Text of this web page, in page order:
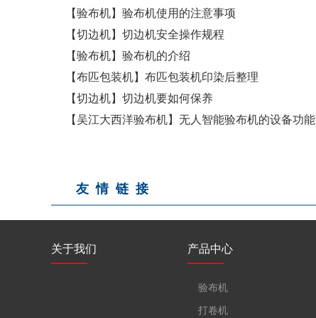
【验布机】验布机使用的注意事项
【切边机】切边机安全操作规程
【验布机】验布机的介绍
【布匹包装机】布匹包装机印染后整理
【切边机】切边机要如何保养
【吴江大西洋验布机】无人智能验布机的设备功能
友情链接
关于我们 产品中心
验布机
打卷机